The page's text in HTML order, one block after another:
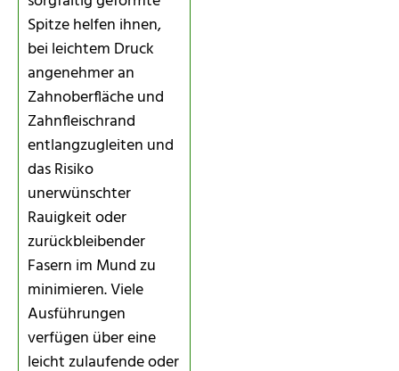
Spitze helfen ihnen,
bei leichtem Druck
angenehmer an
Zahnoberfläche und
Zahnfleischrand
entlangzugleiten und
das Risiko
unerwünschter
Rauigkeit oder
zurückbleibender
Fasern im Mund zu
minimieren. Viele
Ausführungen
verfügen über eine
leicht zulaufende oder